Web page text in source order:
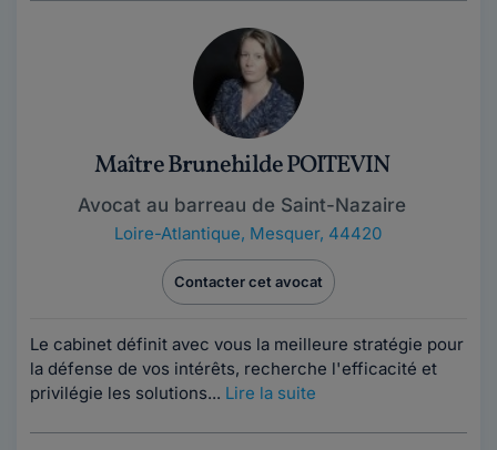
Maître Brunehilde POITEVIN
Avocat au barreau de Saint-Nazaire
Loire-Atlantique, Mesquer, 44420
Contacter cet avocat
Le cabinet définit avec vous la meilleure stratégie pour
la défense de vos intérêts, recherche l'efficacité et
privilégie les solutions... Lire la suite